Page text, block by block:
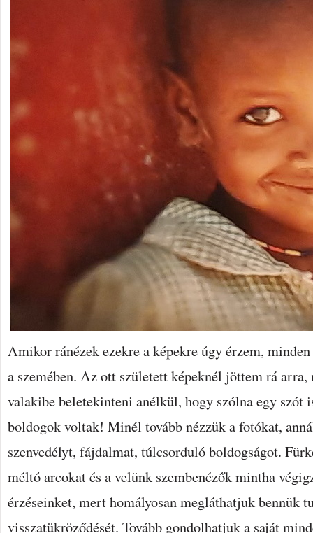
Amikor ránézek ezekre a képekre úgy érzem,
a szemében. Az ott született képeknél jöttem rá
valakibe beletekinteni anélkül, hogy szólna egy szót
boldogok voltak! Minél tovább nézzük a fotókat,
szenvedélyt, fájdalmat, túlcsorduló boldogságot.
méltó arcokat és a velünk szembenézők mintha
érzéseinket, mert homályosan megláthatjuk bennük
visszatükröződését. Tovább gondolhatjuk a saját